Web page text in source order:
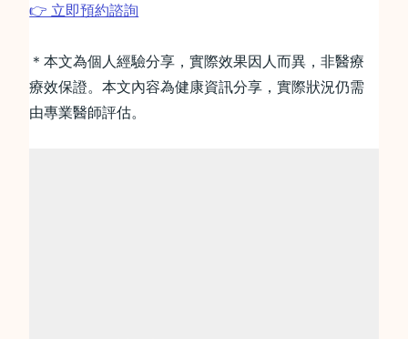
👉 立即預約諮詢
＊本文為個人經驗分享，實際效果因人而異，非醫療
療效保證。本文內容為健康資訊分享，實際狀況仍需
由專業醫師評估。